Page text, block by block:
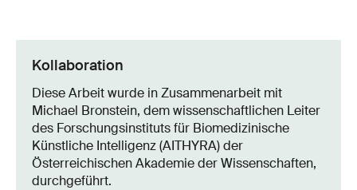
Kollaboration
Diese Arbeit wurde in Zusammenarbeit mit
Michael Bronstein, dem wissenschaftlichen Leiter
des Forschungsinstituts für Biomedizinische
Künstliche Intelligenz (AITHYRA) der
Österreichischen Akademie der Wissenschaften,
durchgeführt.